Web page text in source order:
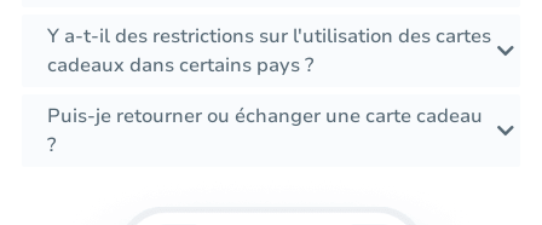
Y a-t-il des restrictions sur l'utilisation des cartes
cadeaux dans certains pays ?
Puis-je retourner ou échanger une carte cadeau
?